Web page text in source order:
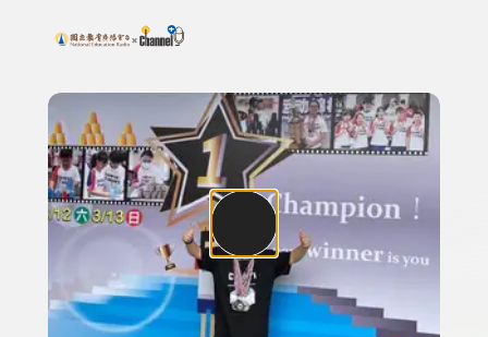
上方功能區塊
搜尋關鍵字：可輸入節目名稱、主持人或關鍵字